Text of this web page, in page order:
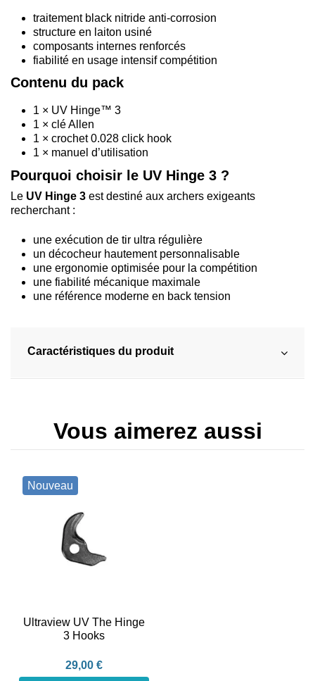
traitement black nitride anti-corrosion
structure en laiton usiné
composants internes renforcés
fiabilité en usage intensif compétition
Contenu du pack
1 × UV Hinge™ 3
1 × clé Allen
1 × crochet 0.028 click hook
1 × manuel d’utilisation
Pourquoi choisir le UV Hinge 3 ?
Le UV Hinge 3 est destiné aux archers exigeants
recherchant :
une exécution de tir ultra régulière
un décocheur hautement personnalisable
une ergonomie optimisée pour la compétition
une fiabilité mécanique maximale
une référence moderne en back tension
Caractéristiques du produit
Vous aimerez aussi
Nouveau
Ultraview UV The Hinge
3 Hooks
29,00 €